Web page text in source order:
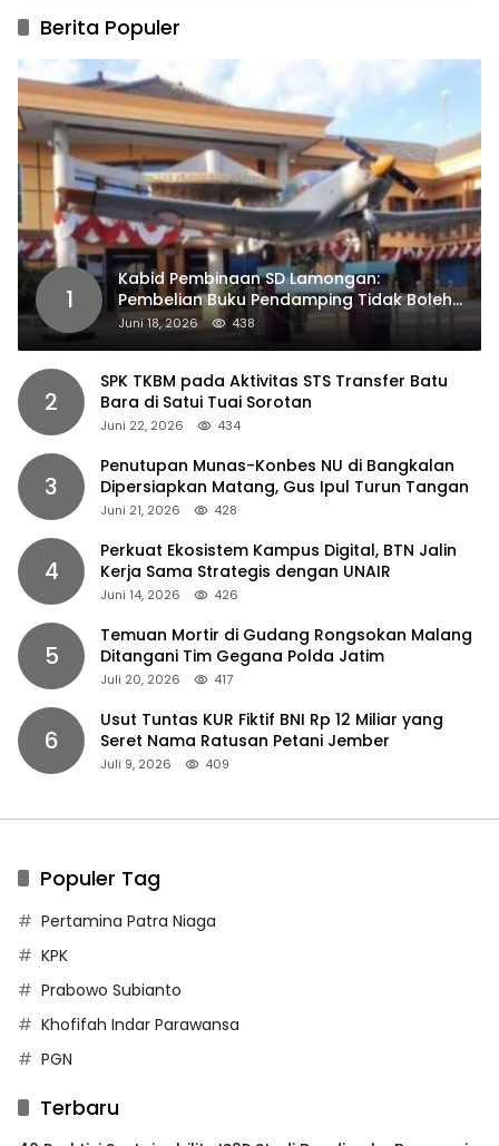
Berita Populer
1
Kabid Pembinaan SD Lamongan:
Pembelian Buku Pendamping Tidak Boleh
Dipaksakan
Juni 18, 2026 438
2
SPK TKBM pada Aktivitas STS Transfer Batu
Bara di Satui Tuai Sorotan
Juni 22, 2026 434
3
Penutupan Munas-Konbes NU di Bangkalan
Dipersiapkan Matang, Gus Ipul Turun Tangan
Juni 21, 2026 428
4
Perkuat Ekosistem Kampus Digital, BTN Jalin
Kerja Sama Strategis dengan UNAIR
Juni 14, 2026 426
5
Temuan Mortir di Gudang Rongsokan Malang
Ditangani Tim Gegana Polda Jatim
Juli 20, 2026 417
6
Usut Tuntas KUR Fiktif BNI Rp 12 Miliar yang
Seret Nama Ratusan Petani Jember
Juli 9, 2026 409
Populer Tag
Pertamina Patra Niaga
KPK
Prabowo Subianto
Khofifah Indar Parawansa
PGN
Terbaru